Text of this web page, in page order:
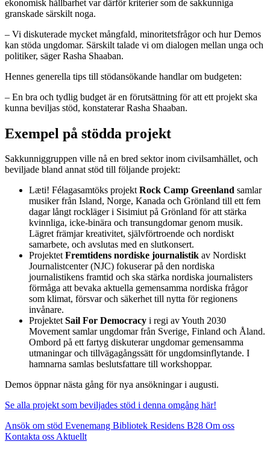
ekonomisk hållbarhet var därför kriterier som de sakkunniga
granskade särskilt noga.
– Vi diskuterade mycket mångfald, minoritetsfrågor och hur Demos
kan stöda ungdomar. Särskilt talade vi om dialogen mellan unga och
politiker, säger Rasha Shaaban.
Hennes generella tips till stödansökande handlar om budgeten:
– En bra och tydlig budget är en förutsättning för att ett projekt ska
kunna beviljas stöd, konstaterar Rasha Shaaban.
Exempel på stödda projekt
Sakkunniggruppen ville nå en bred sektor inom civilsamhället, och
beviljade bland annat stöd till följande projekt:
Læti! Félagasamtöks projektRock Camp Greenland samlar
musiker från Island, Norge, Kanada och Grönland till ett fem
dagar långt rockläger i Sisimiut på Grönland för att stärka
kvinnliga, icke-binära och transungdomar genom musik.
Lägret främjar kreativitet, självförtroende och nordiskt
samarbete, och avslutas med en slutkonsert.
ProjektetFremtidens nordiske journalistik av Nordiskt
Journalistcenter (NJC) fokuserar på den nordiska
journalistikens framtid och ska stärka nordiska journalisters
förmåga att bevaka aktuella gemensamma nordiska frågor
som klimat, försvar och säkerhet till nytta för regionens
invånare.
ProjektetSail For Democracy i regi av Youth 2030
Movement samlar ungdomar från Sverige, Finland och Åland.
Ombord på ett fartyg diskuterar ungdomar gemensamma
utmaningar och tillvägagångssätt för ungdomsinflytande. I
hamnarna samlas beslutsfattare till workshoppar.
Demos öppnar nästa gång för nya ansökningar i augusti.
Se alla projekt som beviljades stöd i denna omgång här!
Ansök om stöd Evenemang Bibliotek Residens B28 Om oss
Kontakta ossAktuellt